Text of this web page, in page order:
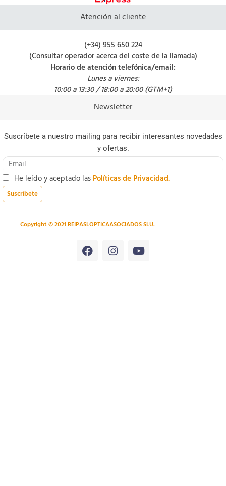
Atención al cliente
(+34) 955 650 224
(Consultar operador acerca del coste de la llamada)
Horario de atención telefónica/email:
Lunes a viernes:
10:00 a 13:30 / 18:00 a 20:00 (GTM+1)
Newsletter
Suscríbete a nuestro mailing para recibir interesantes novedades
y ofertas.
He leído y aceptado las Políticas de Privacidad.
Suscríbete
Copyright © 2021 REIPASLOPTICAASOCIADOS SLU.